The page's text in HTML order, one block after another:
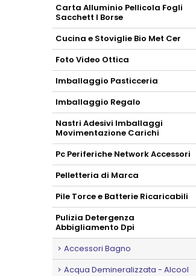
Carta Alluminio Pellicola Fogli
Sacchett I Borse
Cucina e Stoviglie Bio Met Cer
Foto Video Ottica
Imballaggio Pasticceria
Imballaggio Regalo
Nastri Adesivi Imballaggi
Movimentazione Carichi
Pc Periferiche Network Accessori
Pelletteria di Marca
Pile Torce e Batterie Ricaricabili
Pulizia Detergenza
Abbigliamento Dpi
Accessori Bagno
Acqua Demineralizzata - Alcool